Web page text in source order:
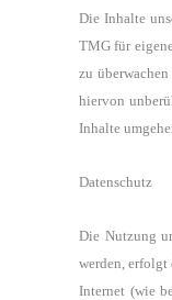
Die Inhalte
TMG für
zu
hiervon
Inhalte
Datenschutz
Die Nutzung
werden, erfolgt
Internet (wie